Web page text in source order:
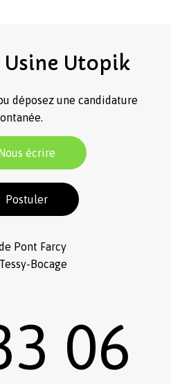
Usine Utopik
déposez une candidature
écrire
Postuler
Pont Farcy
Bocage
06